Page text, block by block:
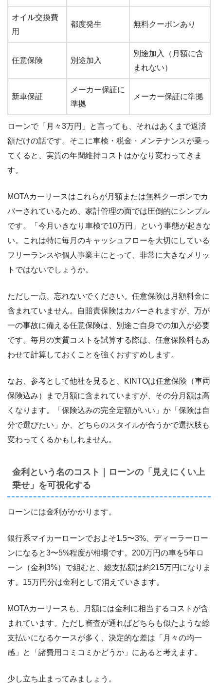
オイル交換費
用
都度発生 無料クーポンあり
任意保険 別途加入
別途加入（月額に含
まれない）
新車保証
メーカー保証に
準拠
メーカー保証に準拠
ローンで「月々3万円」と言っても、それはあくまで返済
額だけの話です。そこに車検・税金・メンテナンスが乗っ
てくると、実質の年間維持コストはかなり変わってきま
す。
MOTAカーリースはこれらが月額または無料クーポンでカ
バーされているため、家計管理の面では圧倒的にシンプル
です。「今月いきなり車検で10万円」という事態が起きな
い。これは特に毎月のキャッシュフローを大切にしている
フリーランスや個人事業主にとって、非常に大きなメリッ
トではないでしょうか。
ただし一点、忘れないでください。任意保険は月額料金に
含まれていません。自賠責保険はカバーされますが、万が
一の事故に備える任意保険は、別途ご自身での加入が必要
です。毎月の実質コストを試算する際は、任意保険料もあ
わせて計算しておくことを強くおすすめします。
なお、参考として他社を見ると、KINTOは任意保険（車両
保険込み）まで月額に含まれていますが、その分月額は高
くなります。「保険込みの完全定額がいい」か「保険は自
分で選びたい」か、どちらのスタイルが合うかで選択肢も
変わってくるかもしれません。
金利という名のコスト｜ローンの「見えにくい上
乗せ」を可視化する
ローンには金利がかかります。
銀行系マイカーローンでおよそ1.5〜3%、ディーラーロー
ンになると3〜5%程度が相場です。200万円の車を5年ロ
ーン（金利3%）で組むと、総支払額は約215万円になりま
す。15万円分は金利として消えていきます。
MOTAカーリースも、月額には金利に相当するコストが含
まれています。ただし審査が通ればどちらも似たような総
支払いになるケースが多く、決定的な差は「月々の均一
感」と「諸費用コミコミかどうか」にあると考えます。
少し立ち止まってみましょう。